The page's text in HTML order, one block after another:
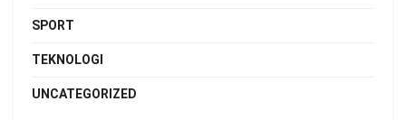
SPORT
TEKNOLOGI
UNCATEGORIZED